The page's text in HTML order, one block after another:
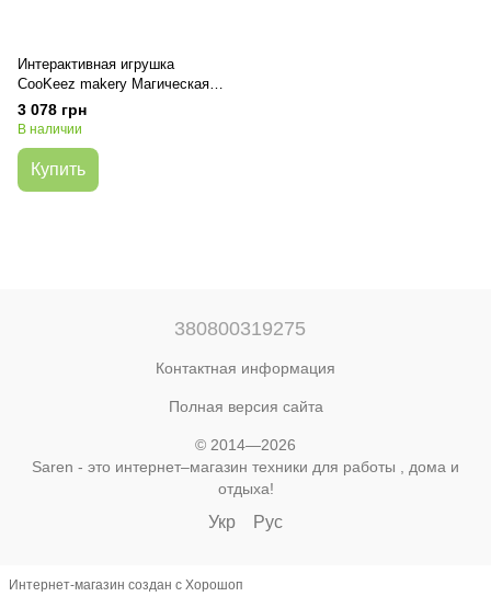
Интерактивная игрушка
CooKeez makery Магическая
пекарня Паляница (23501)
3 078 грн
В наличии
Купить
380800319275
Контактная информация
Полная версия сайта
© 2014—2026
Saren - это интернет–магазин техники для работы , дома и
отдыха!
Укр Рус
Интернет-магазин создан с Хорошоп